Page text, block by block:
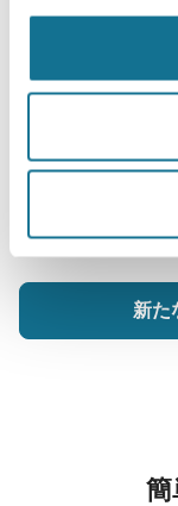
一体どんな
たのアカウント
族や友人、その
ともできるよう
新た